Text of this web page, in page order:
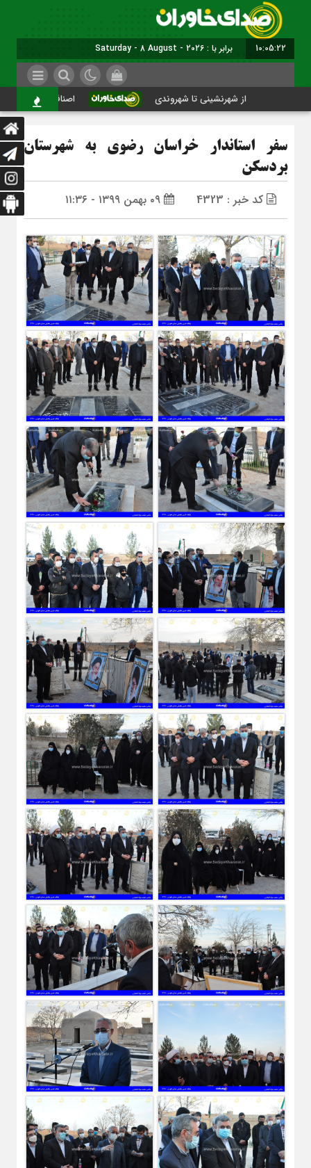
10:05:23 برابر با : Saturday - 8 August - 2026
از شهرنشینی تا شهروندی اصناف در حاشیه
سفر استاندار خراسان رضوی به شهرستان
بردسکن
کد خبر : 4323